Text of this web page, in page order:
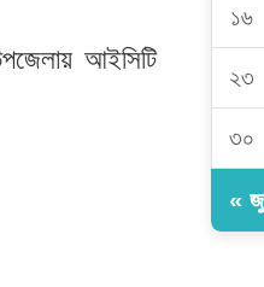
আইসিটি
১৬
২৩
৩০
«